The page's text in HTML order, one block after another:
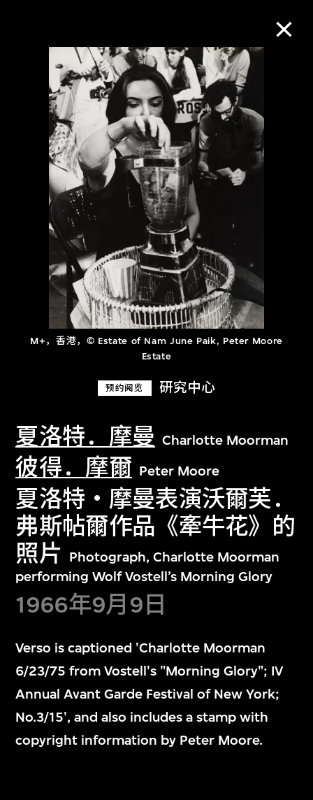
M+，香港，© Estate of Nam June Paik, Peter Moore
Estate
预约阅览 研究中心
夏洛特．摩曼 Charlotte Moorman
彼得．摩爾 Peter Moore
夏洛特・摩曼表演沃爾芙．
弗斯帖爾作品《牽牛花》的
照片 Photograph, Charlotte Moorman
performing Wolf Vostell’s Morning Glory
1966年9月9日
Verso is captioned 'Charlotte Moorman
6/23/75 from Vostell's "Morning Glory"; IV
Annual Avant Garde Festival of New York;
No.3/15', and also includes a stamp with
copyright information by Peter Moore.
M+藏品
进一步筛选 搜索
关于M+藏品
探索世界顶级的二十及二十一世纪视觉
文化藏品。